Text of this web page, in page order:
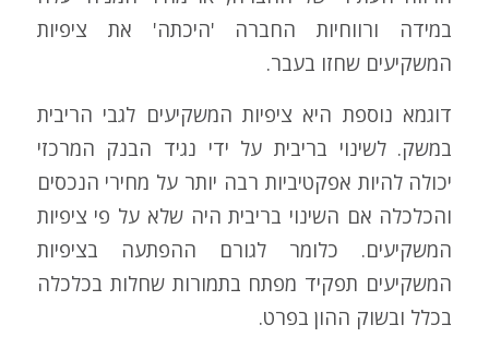
במידה ורווחיות החברה 'היכתה' את ציפיות
המשקיעים שחזו בעבר.
דוגמא נוספת היא ציפיות המשקיעים לגבי הריבית
במשק. לשינוי בריבית על ידי נגיד הבנק המרכזי
יכולה להיות אפקטיביות רבה יותר על מחירי הנכסים
והכלכלה אם השינוי בריבית היה שלא על פי ציפיות
המשקיעים. כלומר לגורם ההפתעה בציפיות
המשקיעים תפקיד מפתח בתמורות שחלות בכלכלה
בכלל ובשוק ההון בפרט.